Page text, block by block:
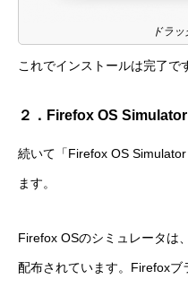
ドラ
これでインストールは完了で
２．Firefox OS
続いて「Firefox OS
ます。
Firefox OSのシミュレータは
配布されています。Firefox